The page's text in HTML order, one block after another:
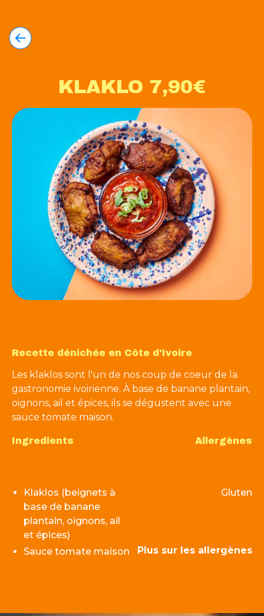
KLAKLO 7,90€
Recette dénichée en Côte d'Ivoire
Les klaklos sont l'un de nos coup de coeur de la
gastronomie ivoirienne. À base de banane plantain,
oignons, ail et épices, ils se dégustent avec une
sauce tomate maison.
Ingredients
Klaklos (beignets à
base de banane
plantain, oignons, ail
et épices)
Sauce tomate maison
Allergènes
Gluten
Plus sur les allergènes